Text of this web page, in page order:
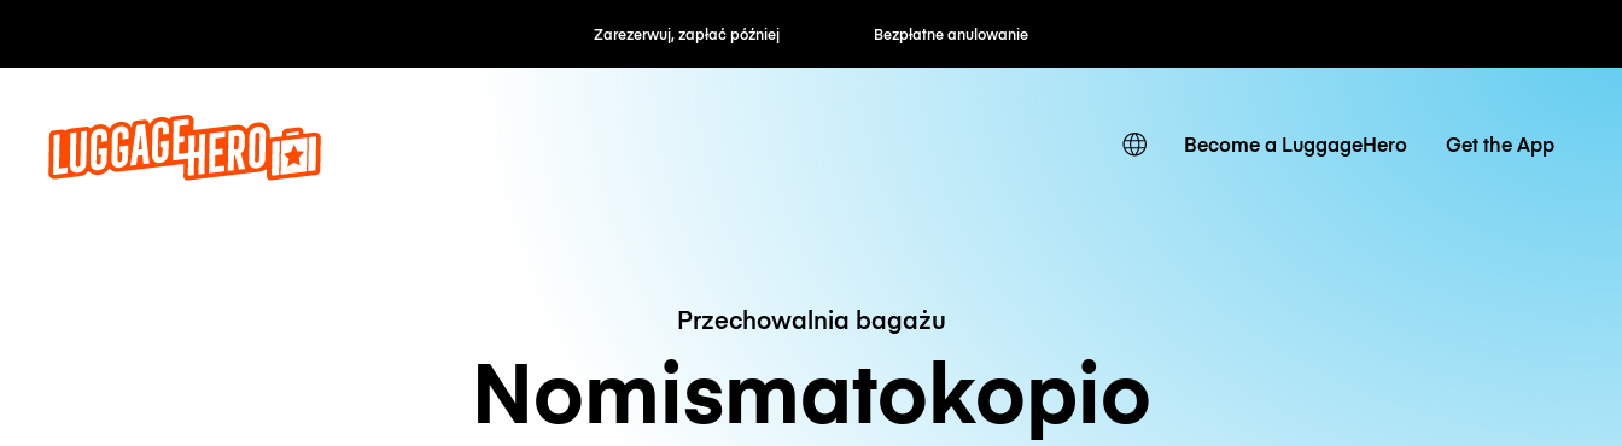
Zarezerwuj, zapłać później Bezpłatne anulowanie Stawki godzinowe / dzienne
Become a LuggageHero Get the App
Przechowalnia bagażu
Nomismatokopio